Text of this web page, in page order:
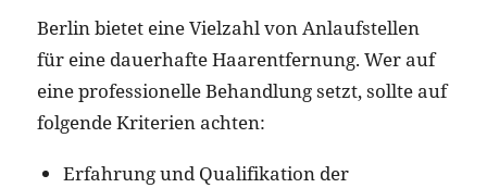
Berlin bietet eine Vielzahl von Anlaufstellen
für eine dauerhafte Haarentfernung. Wer auf
eine professionelle Behandlung setzt, sollte auf
folgende Kriterien achten:
Erfahrung und Qualifikation der